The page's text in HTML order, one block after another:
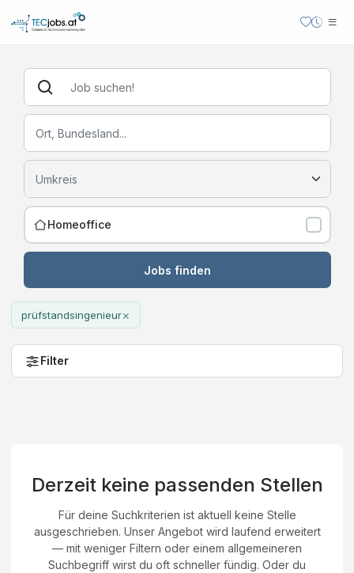
Homeoffice
Jobs finden
prüfstandsingenieur×
Filter
Derzeit keine passenden Stellen
Für deine Suchkriterien ist aktuell keine Stelle
ausgeschrieben. Unser Angebot wird laufend erweitert
— mit weniger Filtern oder einem allgemeineren
Suchbegriff wirst du oft schneller fündig. Oder du